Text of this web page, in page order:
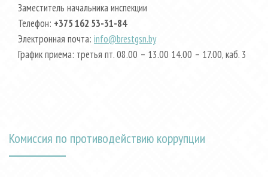
Заместитель начальника инспекции
Телефон: +375 162 53-31-84
Электронная почта: info@brestgsn.by
График приема: третья пт. 08.00 – 13.00 14.00 – 17.00, каб. 3
Комиссия по противодействию коррупции